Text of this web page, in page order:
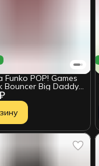
Funko POP! Games
Bouncer Big Daddy